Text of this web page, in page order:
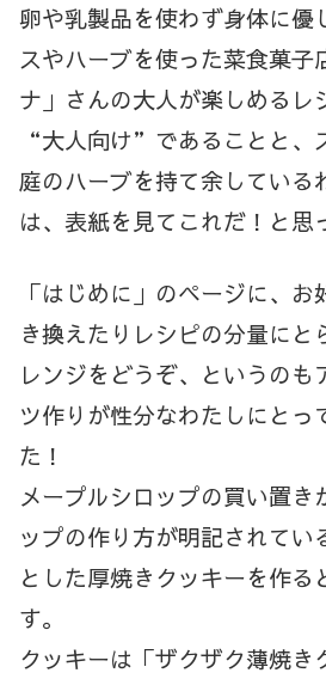
卵や乳製品を使わず身体に優
スやハーブを使った菜食菓子
ナ」さんの大人が楽しめるレ
“大人向け”であることと、
庭のハーブを持て余している
は、表紙を見てこれだ！と思
「はじめに」のページに、
き換えたりレシピの分量にと
レンジをどうぞ、というのも
ツ作りが性分なわたしにとっ
た！
メープルシロップの買い置き
ップの作り方が明記されてい
とした厚焼きクッキーを作る
す。
クッキーは「ザクザク薄焼き